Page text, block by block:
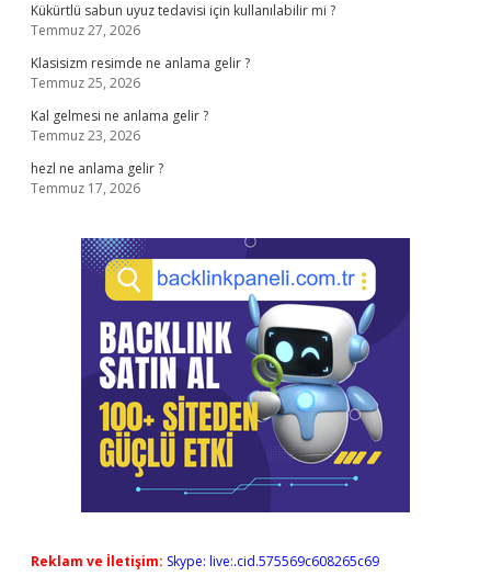
Kükürtlü sabun uyuz tedavisi için kullanılabilir mi ?
Temmuz 27, 2026
Klasisizm resimde ne anlama gelir ?
Temmuz 25, 2026
Kal gelmesi ne anlama gelir ?
Temmuz 23, 2026
hezl ne anlama gelir ?
Temmuz 17, 2026
Reklam ve İletişim: Skype: live:.cid.575569c608265c69